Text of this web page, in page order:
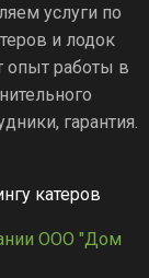
услуги по
и лодок
опыт работы в
гарантия.
катеров
ООО "Дом